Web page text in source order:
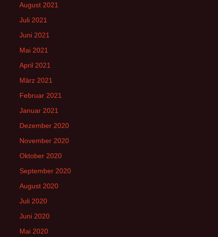
August 2021
Juli 2021
Juni 2021
Mai 2021
April 2021
März 2021
Februar 2021
Januar 2021
Dezember 2020
November 2020
Oktober 2020
September 2020
August 2020
Juli 2020
Juni 2020
Mai 2020